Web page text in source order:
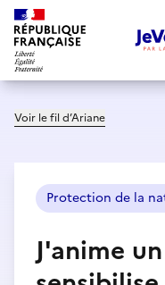
Voir le fil d’Ariane
Protection de la
J'anime